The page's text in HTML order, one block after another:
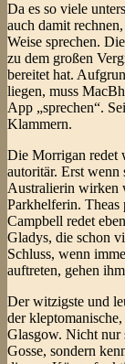
Da es so viele
auch damit
Weise sprechen.
zu dem großen
bereitet hat.
liegen, muss
App „sprechen“.
Klammern.
Die Morrigan redet
autoritär. Erst wenn
Australierin wirken
Parkhelferin.
Campbell redet
Gladys, die schon
Schluss, wenn
auftreten, gehen
Der witzigste und
der
Glasgow. Nicht nur
Gosse, sondern